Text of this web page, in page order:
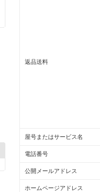
返品送料
屋号またはサービス名
電話番号
公開メールアドレス
ホームページアドレス